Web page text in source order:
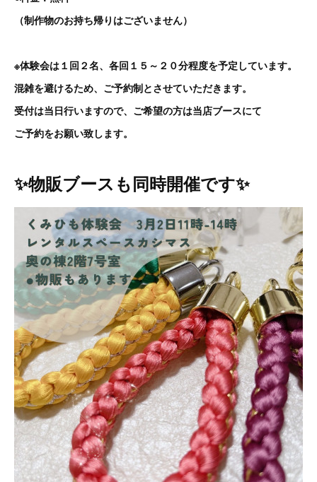
（制作物のお持ち帰りはございません）
※体験会は１回２名、各回１５～２０分程度を予定しています。
混雑を避けるため、ご予約制とさせていただきます。
受付は当日行いますので、ご希望の方は当店ブースにて
ご予約をお願い致します。
✨物販ブースも同時開催です✨